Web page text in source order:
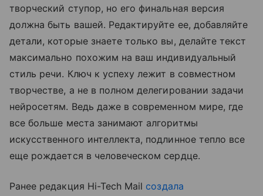
творческий ступор, но его финальная версия
должна быть вашей. Редактируйте ее, добавляйте
детали, которые знаете только вы, делайте текст
максимально похожим на ваш индивидуальный
стиль речи. Ключ к успеху лежит в совместном
творчестве, а не в полном делегировании задачи
нейросетям. Ведь даже в современном мире, где
все больше места занимают алгоритмы
искусственного интеллекта, подлинное тепло все
еще рождается в человеческом сердце.
Ранее редакция Hi-Tech Mail создала